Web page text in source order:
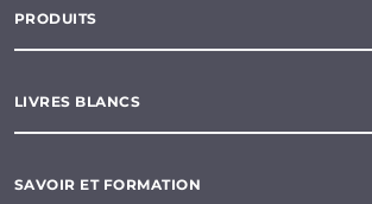
PRODUITS
LIVRES BLANCS
SAVOIR ET FORMATION